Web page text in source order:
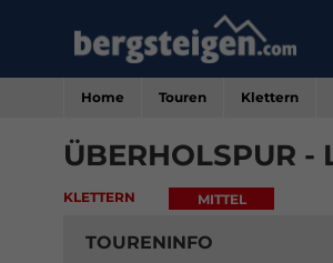
Home Touren Klettern
ÜBERHOLSPUR -
KLETTERN MITTEL
TOURENINFO